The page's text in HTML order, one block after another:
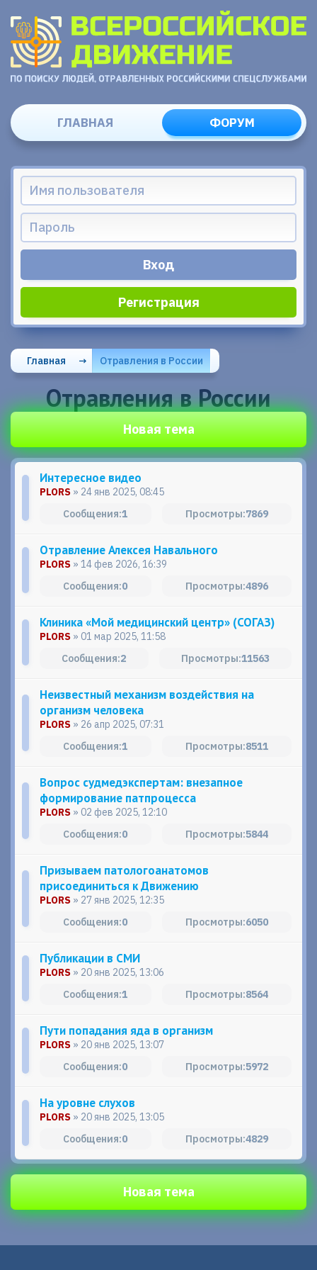
ГЛАВНАЯ ФОРУМ
Регистрация
Главная → Отравления в России
Отравления в России
Новая тема
Интересное видео
PLORS » 24 янв 2025, 08:45
1
7869
Отравление Алексея Навального
PLORS » 14 фев 2026, 16:39
0
4896
Клиника «Мой медицинский центр» (СОГАЗ)
PLORS » 01 мар 2025, 11:58
2
11563
Неизвестный механизм воздействия на
организм человека
PLORS » 26 апр 2025, 07:31
1
8511
Вопрос судмедэкспертам: внезапное
формирование патпроцесса
PLORS » 02 фев 2025, 12:10
0
5844
Призываем патологоанатомов
присоединиться к Движению
PLORS » 27 янв 2025, 12:35
0
6050
Публикации в СМИ
PLORS » 20 янв 2025, 13:06
1
8564
Пути попадания яда в организм
PLORS » 20 янв 2025, 13:07
0
5972
На уровне слухов
PLORS » 20 янв 2025, 13:05
0
4829
Новая тема